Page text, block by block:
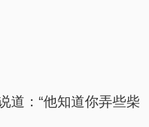
道：“他知道你弄些柴